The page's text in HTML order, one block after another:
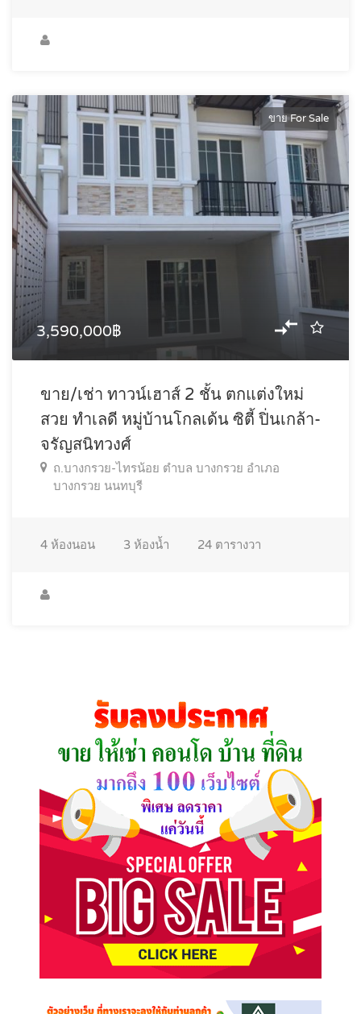
ขาย For Sale
3,590,000฿
ขาย/เช่า ทาวน์เฮาส์ 2 ชั้น ตกแต่งใหม่
สวย ทำเลดี หมู่บ้านโกลเด้น ซิตี้ ปิ่นเกล้า-
จรัญสนิทวงศ์
ถ.บางกรวย-ไทรน้อย ตำบล บางกรวย อำเภอ
บางกรวย นนทบุรี
4 ห้องนอน 3 ห้องน้ำ 24 ตารางวา